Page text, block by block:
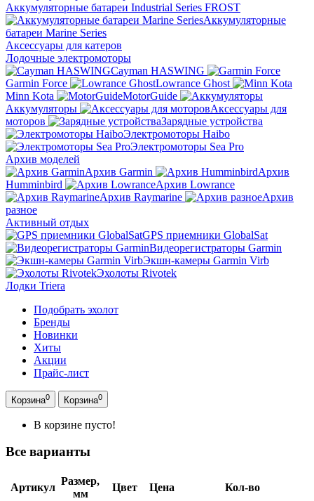
Аккумуляторные батареи Industrial Series FROST
Аккумуляторные
батареи Marine Series
Аксессуары для катеров
Лодочные электромоторы
Cayman HASWING
Garmin Force
Lowrance Ghost
Minn Kota
MotorGuide
Аккумуляторы
Аксессуары для
моторов
Зарядные устройства
Электромоторы Haibo
Электромоторы Sea Pro
Архив моделей
Архив Garmin
Архив
Humminbird
Архив Lowrance
Архив Raymarine
Архив
разное
Активный отдых
GPS приемники GlobalSat
Видеорегистраторы Garmin
Экшн-камеры Garmin Virb
Эхолоты Rivotek
Лодки Triera
Подобрать эхолот
Бренды
Новинки
Хиты
Акции
Прайс-лист
Корзина0 Корзина0
В корзине пусто!
Все варианты
Артикул
Размер,
мм
Цвет Цена Кол-во